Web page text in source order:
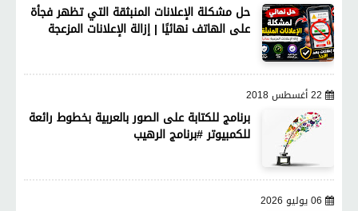
حل مشكلة الإعلانات المنبثقة التي تظهر فجأة
على الهاتف نهائيًا | إزالة الإعلانات المزعجة
22 أغسطس 2018
برنامج للكتابة على الصور بالعربية بخطوط رائعة
للكمبيوتر #برنامج الرهيب
06 يوليو 2026